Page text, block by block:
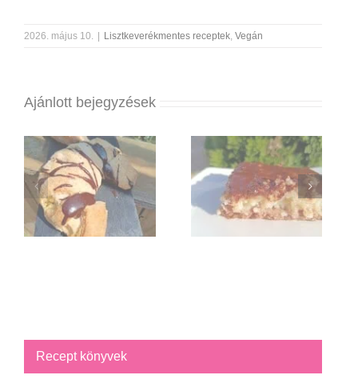
2026. május 10. Lisztkeverékmentes receptek, Vegán
Ajánlott bejegyzések
Recept könyvek